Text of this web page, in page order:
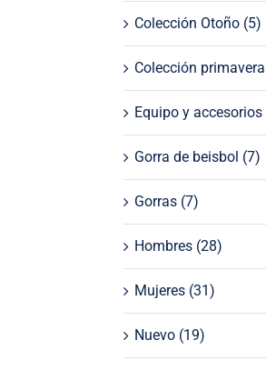
Colección Otoño (5)
Colección primavera
Equipo y accesorios
Gorra de beisbol (7)
Gorras (7)
Hombres (28)
Mujeres (31)
Nuevo (19)